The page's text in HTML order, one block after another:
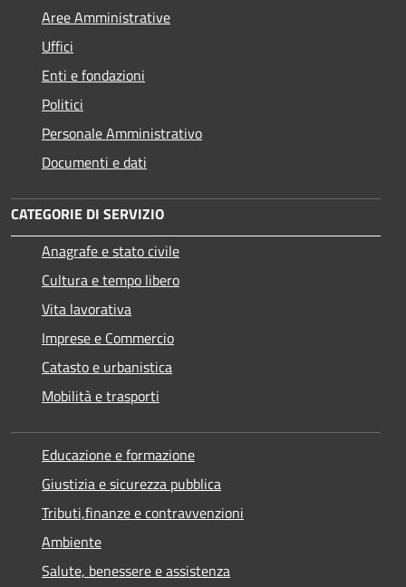
Aree Amministrative
Uffici
Enti e fondazioni
Politici
Personale Amministrativo
Documenti e dati
CATEGORIE DI SERVIZIO
Anagrafe e stato civile
Cultura e tempo libero
Vita lavorativa
Imprese e Commercio
Catasto e urbanistica
Mobilità e trasporti
Educazione e formazione
Giustizia e sicurezza pubblica
Tributi,finanze e contravvenzioni
Ambiente
Salute, benessere e assistenza